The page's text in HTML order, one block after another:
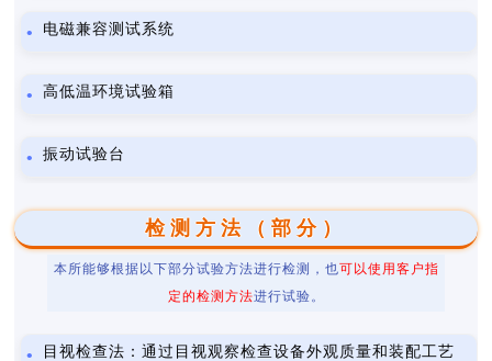
电磁兼容测试系统
高低温环境试验箱
振动试验台
检测方法（部分）
本所能够根据以下部分试验方法进行检测，也可以使用客户指
定的检测方法进行试验。
目视检查法：通过目视观察检查设备外观质量和装配工艺